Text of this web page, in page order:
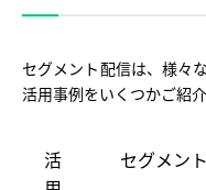
セグメント配信は、様々
活用事例をいくつかご紹介
活
セグメント